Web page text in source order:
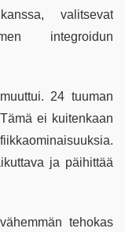
valitsevat
integroidun
24 tuuman
ei kuitenkaan
ja päihittää
tehokas